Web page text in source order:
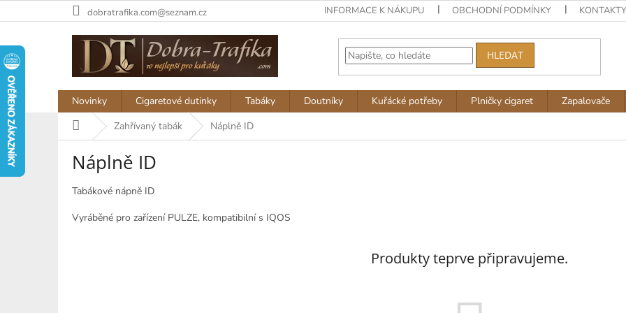
na
dobratrafika.com@seznam.cz INFORMACE K NÁKUPU OBCHODNÍ PODMÍNKY KONTAKTY
HLEDAT
Novinky Cigaretové dutinky Tabáky Doutníky Kuřácké potřeby Plničky cigaret Zapalovače
Domů Zahřívaný tabák Náplně ID
Náplně ID
Tabákové nápně ID
Vyráběné pro zařízení PULZE, kompatibilní s IQOS
Produkty teprve připravujeme.